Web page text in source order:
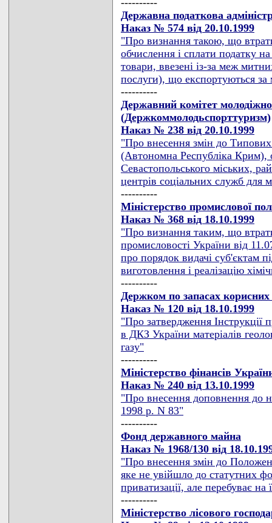
----------
Державна податкова
Наказ № 574 від 20.10.1999
"Про визнання такою, що
обчислення і сплати податку
товари, ввезені із-за меж
послуги), що експортуються
----------
Державний комітет
(Держкоммолодьспорттуризм)
Наказ № 238 від 20.10.1999
"Про внесення змін до Типових
(Автономна Республіка Крим),
Севастопольського міських,
центрів соціальних служб для
----------
Міністерство промислової
Наказ № 368 від 18.10.1999
"Про визнання таким, що
промисловості України від
про порядок видачі суб'єктам
виготовлення і реалізацію
----------
Держком по запасах
Наказ № 120 від 18.10.1999
"Про затвердження Інструкції
в ДКЗ України матеріалів
газу"
----------
Міністерство фінансів
Наказ № 240 від 13.10.1999
"Про внесення доповнення до
1998 р. N 83"
----------
Фонд державного майна
Наказ № 1968/130 від
"Про внесення змін до
яке не увійшло до статутних
приватизації, але перебуває на
----------
Міністерство лісового